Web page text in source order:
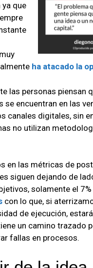
ya que
ha atacado la
las personas piensan
se encuentran en las
canales digitales, sin
no utilizan
en las métricas de
siguen dejando de
solamente el
con lo que, si
de ejecución,
un camino trazado
fallas en procesos.